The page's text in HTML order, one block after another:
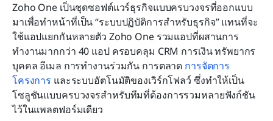
Zoho One เป็นชุดซอฟต์แวร์ธุรกิจแบบครบวงจรที่ออกแบบ
มาเพื่อทำหน้าที่เป็น “ระบบปฏิบัติการสำหรับธุรกิจ” แทนที่จะ
ใช้แอปแยกกันหลายตัว Zoho One รวมแอปที่ผสานการ
ทำงานมากกว่า 40 แอป ครอบคลุม CRM การเงิน ทรัพยากร
บุคคล อีเมล การทำงานร่วมกัน การตลาด การจัดการ
โครงการ และระบบอัตโนมัติของเวิร์กโฟลว์ ซึ่งทำให้เป็น
โซลูชันแบบครบวงจรสำหรับทีมที่ต้องการรวมหลายฟังก์ชัน
ไว้ในแพลตฟอร์มเดียว